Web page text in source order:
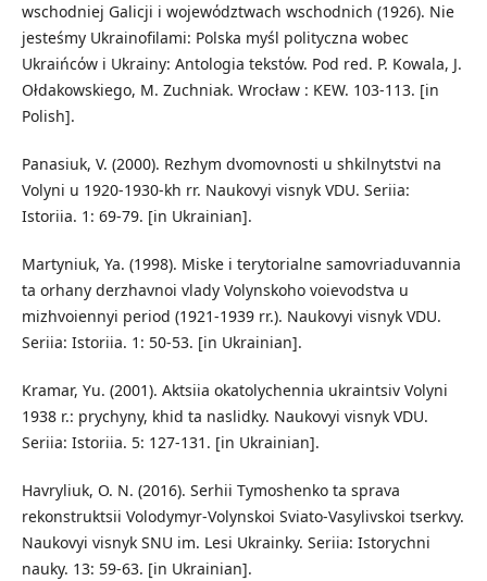
wschodniej Galicji i wojewόdztwach wschodnich (1926). Nie
jesteśmy Ukrainofilami: Polska myśl polityczna wobec
Ukraińcόw i Ukrainy: Antologia tekstόw. Pod red. P. Kowala, J.
Ołdakowskiego, M. Zuchniak. Wrocław : KEW. 103-113. [in
Polish].
Panasiuk, V. (2000). Rezhym dvomovnosti u shkilnytstvi na
Volyni u 1920-1930-kh rr. Naukovyi visnyk VDU. Seriia:
Istoriia. 1: 69-79. [in Ukrainian].
Martyniuk, Ya. (1998). Miske i terytorialne samovriaduvannia
ta orhany derzhavnoi vlady Volynskoho voievodstva u
mizhvoiennyi period (1921-1939 rr.). Naukovyi visnyk VDU.
Seriia: Istoriia. 1: 50-53. [in Ukrainian].
Kramar, Yu. (2001). Aktsiia okatolychennia ukraintsiv Volyni
1938 r.: prychyny, khid ta naslidky. Naukovyi visnyk VDU.
Seriia: Istoriia. 5: 127-131. [in Ukrainian].
Havryliuk, O. N. (2016). Serhii Tymoshenko ta sprava
rekonstruktsii Volodymyr-Volynskoi Sviato-Vasylivskoi tserkvy.
Naukovyi visnyk SNU im. Lesi Ukrainky. Seriia: Istorychni
nauky. 13: 59-63. [in Ukrainian].